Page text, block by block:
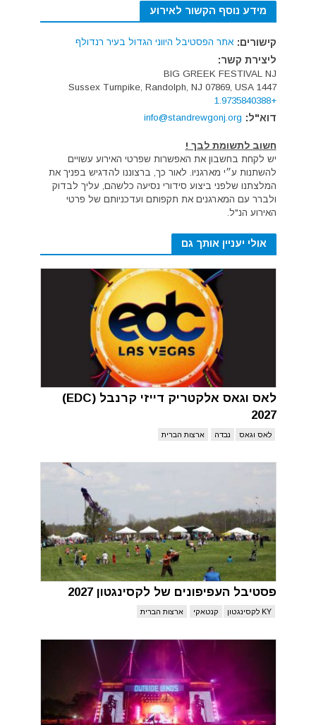
מידע נוסף הקשור לאירוע
קישורים: אתר הפסטיבל היווני הגדול בעיר רנדולף
ליצירת קשר:
BIG GREEK FESTIVAL NJ
1447 Sussex Turnpike
, Randolph NJ 07869, USA
+1.9735840388
דוא"ל: info@standrewgonj.org
חשוב לתשומת לבך !
יש לקחת בחשבון את האפשרות שפרטי האירוע עשויים
להשתנות ע״י מארגניו. לאור כך, ברצוננו להדגיש בפניך את
המלצתנו שלפני ביצוע סידורי נסיעה כלשהם, עליך לבדוק
ולברר עם המארגנים את תקפותם ועדכניותם של פרטי
האירוע הנ"ל.
אולי יעניין אותך גם
לאס וגאס אלקטריק דייזי קרנבל (EDC)
2027
לאס וגאס נבדה ארצות הברית
פסטיבל העפיפונים של לקסינגטון 2027
KY לקסינגטון קנטאקי ארצות הברית